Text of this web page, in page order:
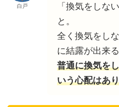
白戸
「換気をしな
と。
全く換気をし
に結露が出来る
普通に換気を
いう心配はあ